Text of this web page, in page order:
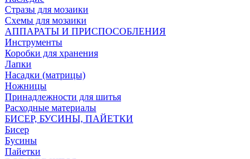
Стразы для мозаики
Схемы для мозаики
АППАРАТЫ И ПРИСПОСОБЛЕНИЯ
Инструменты
Коробки для хранения
Лапки
Насадки (матрицы)
Ножницы
Принадлежности для шитья
Расходные материалы
БИСЕР, БУСИНЫ, ПАЙЕТКИ
Бисер
Бусины
Пайетки